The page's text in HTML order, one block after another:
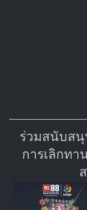
ร่วมสนับสนุ
การเลิกท